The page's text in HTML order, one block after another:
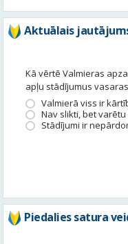
Aktuālais
Kā vērtē Valmieras
apļu stādījumus
Valmierā viss ir
Nav slikti, bet
Stādījumi ir
Piedalies satura